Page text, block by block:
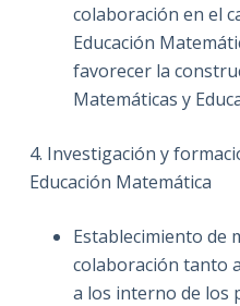
colaboración en el
Educación
favorecer la
Matemáticas y
4. Investigación y
Educación Matemática
Establecimiento de
colaboración tanto
a los interno de los